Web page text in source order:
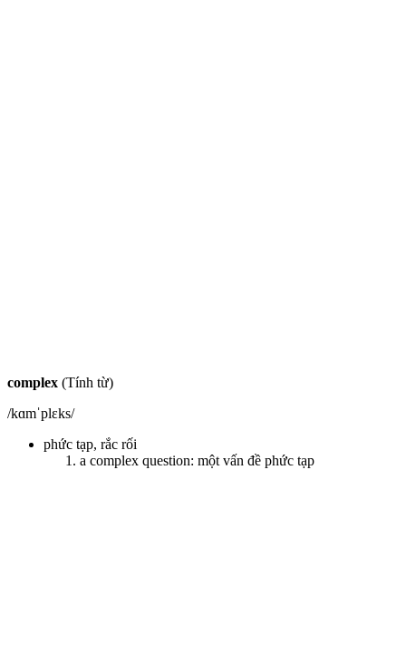
complex (Tính từ)
/kɑmˈplɛks/
phức tạp, rắc rối
a complex question: một vấn đề phức tạp